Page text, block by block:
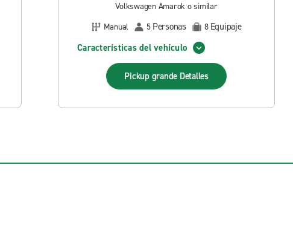
Volkswagen Amarok o similar
Manual
5 Personas 8 Equipaje
Características del vehículo
Pickup grande Detalles